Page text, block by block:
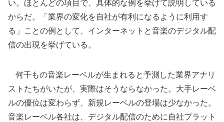
い。ほとんどの項目で、具体的な例を挙げて説明している
からだ。「業界の変化を自社が有利になるように利用す
る」ことの例として、インターネットと音楽のデジタル配
信の出現を挙げている。
何千もの音楽レーベルが生まれると予測した業界アナリ
ストたちがいたが、実際はそうならなかった。大手レーベ
ルの優位は変わらず、新規レーベルの登場は少なかった。
音楽レーベル各社は、デジタル配信のために自社プラット